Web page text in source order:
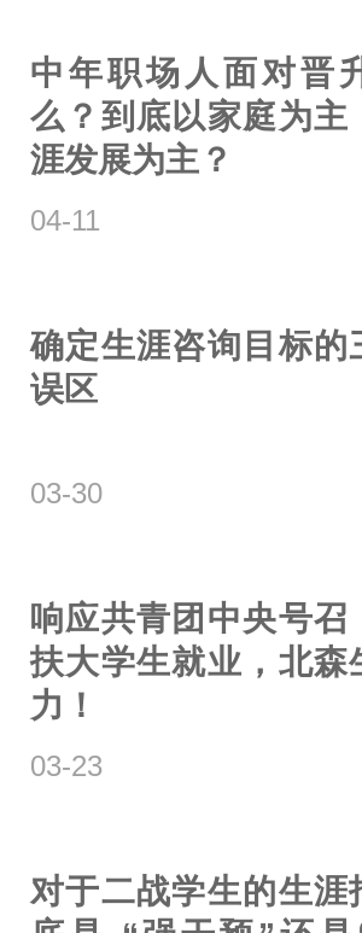
中年职场人面对晋
么？到底以家庭为主
涯发展为主？
04-11
确定生涯咨询目标的
误区
03-30
响应共青团中央号召
扶大学生就业，北森
力！
03-23
对于二战学生的生涯